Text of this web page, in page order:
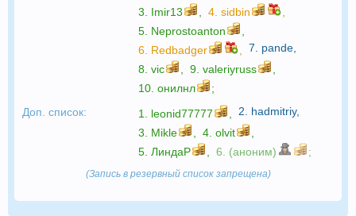
3. Imir13 4. sidbin
5. Neprostoanton
6. Redbadger 7. pande
8. vic 9. valeriyruss
10. онилнл
;
Доп. список:
1. leonid77777 2. hadmitriy,
3. Mikle 4. olvit
5. ЛиндаР 6. (аноним) ;
(Запись в резервный список запрещена)